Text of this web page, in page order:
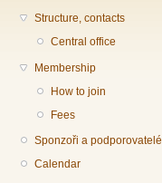
Structure, contacts
Central office
Membership
How to join
Fees
Sponzoři a podporovatelé
Calendar